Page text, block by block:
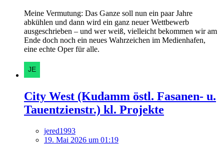
Meine Vermutung: Das Ganze soll nun ein paar Jahre
abkühlen und dann wird ein ganz neuer Wettbewerb
ausgeschrieben – und wer weiß, vielleicht bekommen wir am
Ende doch noch ein neues Wahrzeichen im Medienhafen,
eine echte Oper für alle.
City West (Kudamm östl. Fasanen- u.
Tauentzienstr.) kl. Projekte
jered1993
19. Mai 2026 um 01:19